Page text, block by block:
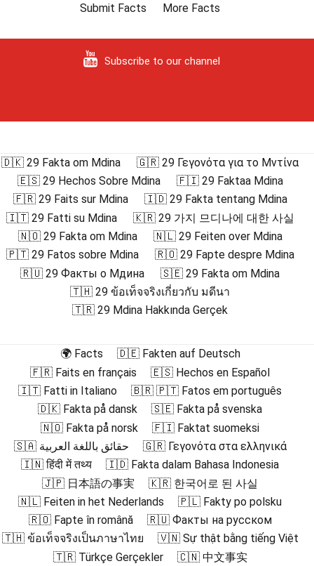
Submit Facts
More Facts
Subscribe to our channel
🇩🇰 29 Fakta om Mdina
🇬🇷 29 Γεγονότα για το Μντίνα
🇪🇸 29 Hechos Sobre Mdina
🇫🇮 29 Faktaa Mdina
🇫🇷 29 Faits sur Mdina
🇮🇩 29 Fakta tentang Mdina
🇮🇹 29 Fatti su Mdina
🇰🇷 29 가지 므디나에 대한 사실
🇳🇴 29 Fakta om Mdina
🇳🇱 29 Feiten over Mdina
🇵🇹 29 Fatos sobre Mdina
🇷🇴 29 Fapte despre Mdina
🇷🇺 29 Факты о Мдина
🇸🇪 29 Fakta om Mdina
🇹🇭 29 ข้อเท็จจริงเกี่ยวกับ มดีนา
🇹🇷 29 Mdina Hakkında Gerçek
🌍 Facts
🇩🇪 Fakten auf Deutsch
🇫🇷 Faits en français
🇪🇸 Hechos en Español
🇮🇹 Fatti in Italiano
🇧🇷 🇵🇹 Fatos em português
🇩🇰 Fakta på dansk
🇸🇪 Fakta på svenska
🇳🇴 Fakta på norsk
🇫🇮 Faktat suomeksi
🇸🇦 حقائق باللغة العربية
🇬🇷 Γεγονότα στα ελληνικά
🇮🇳 हिंदी में तथ्य
🇮🇩 Fakta dalam Bahasa Indonesia
🇯🇵 日本語の事実
🇰🇷 한국어로 된 사실
🇳🇱 Feiten in het Nederlands
🇵🇱 Fakty po polsku
🇷🇴 Fapte în română
🇷🇺 Факты на русском
🇹🇭 ข้อเท็จจริงเป็นภาษาไทย
🇻🇳 Sự thật bằng tiếng Việt
🇹🇷 Türkçe Gerçekler
🇨🇳 中文事实